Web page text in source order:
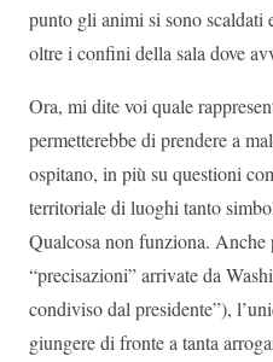
punto gli animi si sono scaldati
oltre i confini della sala dove
Ora, mi dite voi quale
permetterebbe di prendere a
ospitano, in più su questioni
territoriale di luoghi tanto
Qualcosa non funziona. Anche
“precisazioni” arrivate da
condiviso dal presidente”),
giungere di fronte a tanta